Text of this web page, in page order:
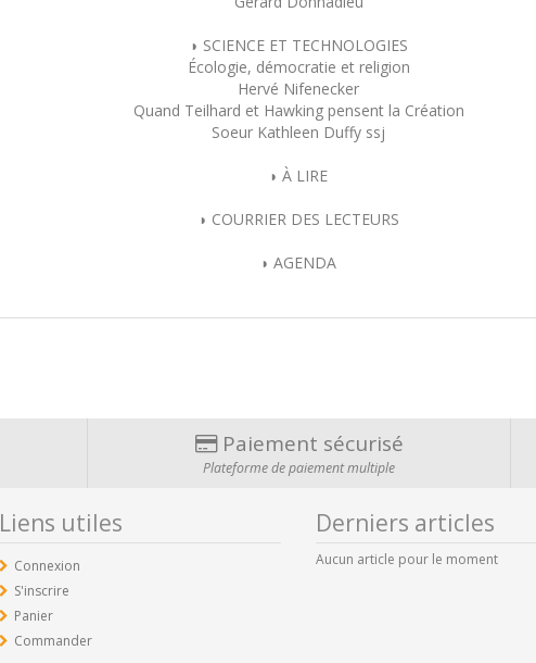
◗ SCIENCE ET TECHNOLOGIES
Écologie, démocratie et religion
Hervé Nifenecker
Quand Teilhard et Hawking pensent la Création
Soeur Kathleen Duffy ssj
◗ À LIRE
◗ COURRIER DES LECTEURS
◗ AGENDA
Paiement sécurisé
Plateforme de paiement multiple
Liens utiles
Connexion
S'inscrire
Panier
Commander
Derniers articles
Aucun article pour le moment